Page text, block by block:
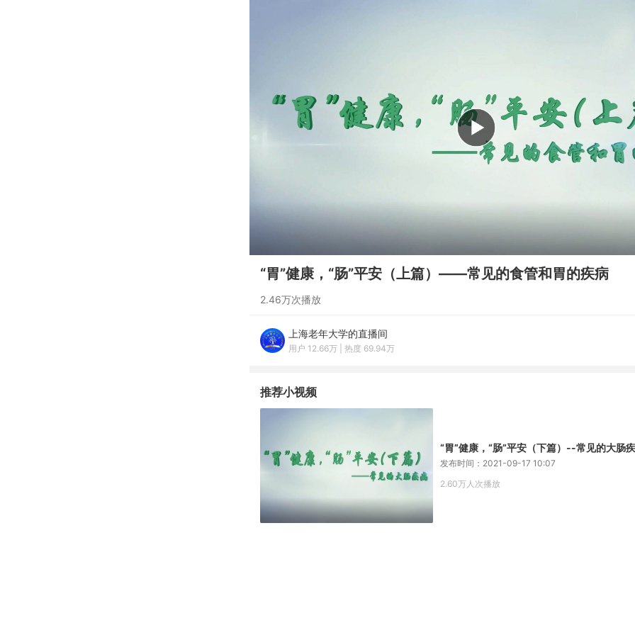
“胃”健康，“肠”平安（上篇）——常见的食管和胃的疾病
2.46万次播放
上海老年大学的直播间
用户 12.66万 | 热度 69.94万
推荐小视频
“胃”健康，“肠”平安（下篇）--常见的大肠
发布时间：2021-09-17 10:07
2.60万人次播放